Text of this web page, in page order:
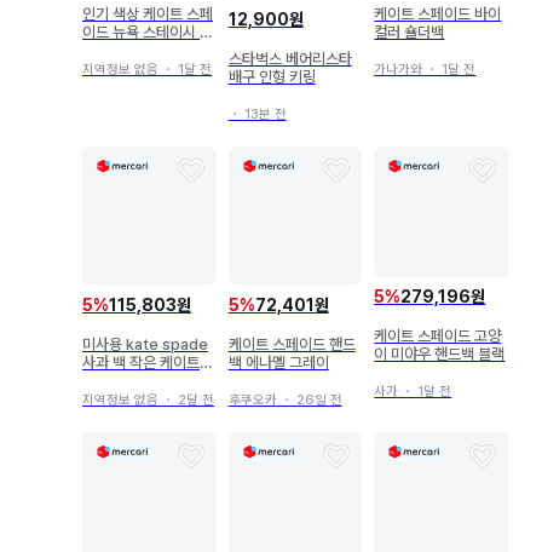
인기 색상 케이트 스페
이드 뉴욕 스테이시 스
지역정보 없음 ・ 1달 전
12,900원
스타벅스 베어리스타
배구 인형 키링
・ 13분 전
케이트 스페이드 바이
컬러 숄더백
가나가와 ・ 1달 전
5%115,803원
미사용 kate spade
사과 백 작은 케이트
지역정보 없음 ・ 2달 전
5%72,401원
케이트 스페이드 핸드
백 에나멜 그레이
후쿠오카・ 26일 전
5%279,196원
케이트 스페이드 고양
이 미야우 핸드백 블랙
사가 ・ 1달 전